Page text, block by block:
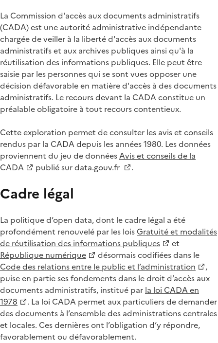
La Commission d'accès aux documents administratifs
(CADA) est une autorité administrative indépendante
chargée de veiller à la liberté d'accès aux documents
administratifs et aux archives publiques ainsi qu'à la
réutilisation des informations publiques. Elle peut être
saisie par les personnes qui se sont vues opposer une
décision défavorable en matière d'accès à des documents
administratifs. Le recours devant la CADA constitue un
préalable obligatoire à tout recours contentieux.
Cette exploration permet de consulter les avis et conseils
rendus par la CADA depuis les années 1980. Les données
proviennent du jeu de donnéesAvis et conseils de la
CADA
publié surdata.gouv.fr .
Cadre légal
La politique d’open data, dont le cadre légal a été
profondément renouvelé par les loisGratuité et modalités
de réutilisation des informations publiques
et
République numérique
désormais codifiées dans le
Code des relations entre le public et l’administration
,
puise en partie ses fondements dans le droit d’accès aux
documents administratifs, institué par la loi CADA en
1978
. La loi CADA permet aux particuliers de demander
des documents à l’ensemble des administrations centrales
et locales. Ces dernières ont l’obligation d’y répondre,
favorablement ou défavorablement.